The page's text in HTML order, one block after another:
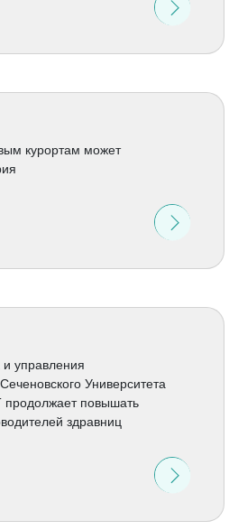
курортам может
и управления
Университета
повышать
здравниц